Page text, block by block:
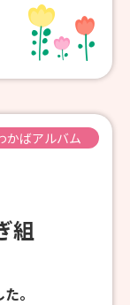
かばアルバム
組
。